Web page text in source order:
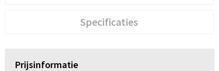
Specificaties
Prijsinformatie